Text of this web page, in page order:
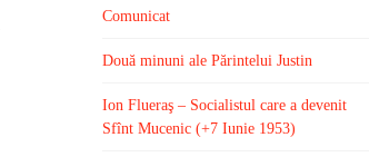
Comunicat
Două minuni ale Părintelui Justin
Ion Flueraş – Socialistul care a devenit
Sfînt Mucenic (+7 Iunie 1953)